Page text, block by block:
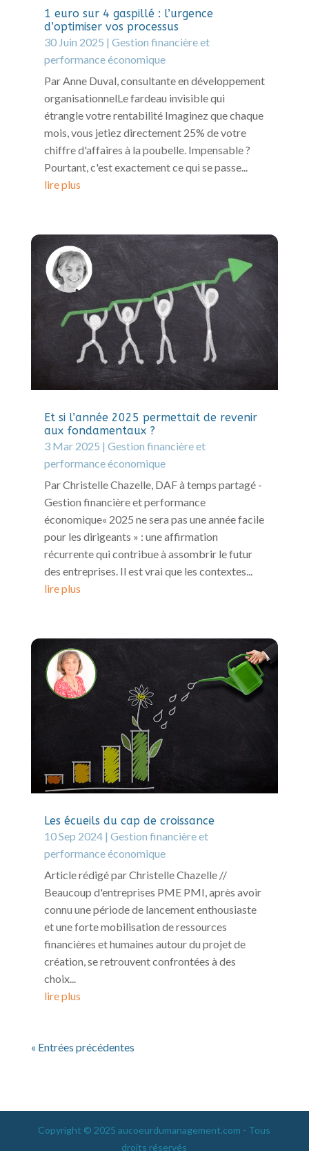
1 euro sur 4 gaspillé : l’urgence
d’optimiser vos processus
30 Juin 2025 | Gestion financière et
performance économique
Par Anne Duval, consultante en développement
organisationnelLe fardeau invisible qui
étrangle votre rentabilité Imaginez que chaque
mois, vous jetiez directement 25% de votre
chiffre d'affaires à la poubelle. Impensable ?
Pourtant, c'est exactement ce qui se passe...
lire plus
Et si l’année 2025 permettait de revenir
aux fondamentaux ?
3 Mar 2025 | Gestion financière et
performance économique
Par Christelle Chazelle, DAF à temps partagé -
Gestion financière et performance
économique« 2025 ne sera pas une année facile
pour les dirigeants » : une affirmation
récurrente qui contribue à assombrir le futur
des entreprises. Il est vrai que les contextes...
lire plus
Les écueils du cap de croissance
10 Sep 2024| Gestion financière et
performance économique
Article rédigé par Christelle Chazelle //
Beaucoup d'entreprises PME PMI, après avoir
connu une période de lancement enthousiaste
et une forte mobilisation de ressources
financières et humaines autour du projet de
création, se retrouvent confrontées à des
choix...
lire plus
« Entrées précédentes
Copyright © 2025 aucoeurdumanagement.com - Tous
droits réservés